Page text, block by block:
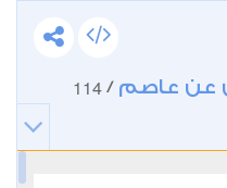
عن عاصم /
114